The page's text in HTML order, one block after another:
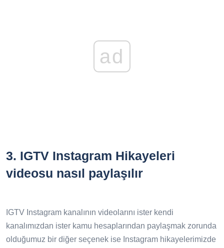
ad
3. IGTV Instagram Hikayeleri
videosu nasıl paylaşılır
IGTV Instagram kanalının videolarını ister kendi
kanalımızdan ister kamu hesaplarından paylaşmak zorunda
olduğumuz bir diğer seçenek ise Instagram hikayelerimizde